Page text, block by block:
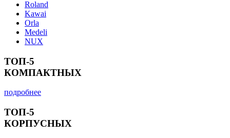
Roland
Kawai
Orla
Medeli
NUX
ТОП-5
КОМПАКТНЫХ
подробнее
ТОП-5
КОРПУСНЫХ